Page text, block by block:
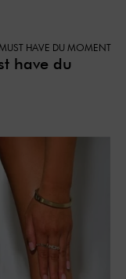
HAVE DU MOMENT
have du